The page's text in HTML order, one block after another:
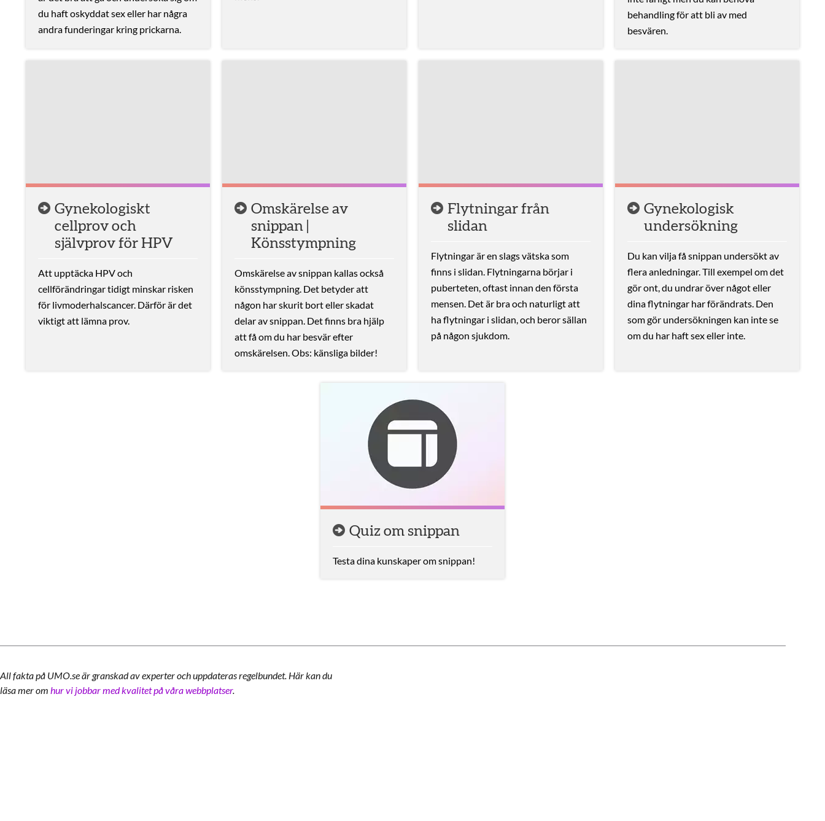
du haft oskyddat sex eller har några
andra funderingar kring prickarna.
behandling för att bli av med
besvären.
Gynekologiskt
cellprov och
självprov för HPV
Att upptäcka HPV och
cellförändringar tidigt minskar risken
för livmoderhalscancer. Därför är det
viktigt att lämna prov.
Omskärelse av
snippan |
Könsstympning
Omskärelse av snippan kallas också
könsstympning. Det betyder att
någon har skurit bort eller skadat
delar av snippan. Det finns bra hjälp
att få om du har besvär efter
omskärelsen. Obs: känsliga bilder!
Flytningar från
slidan
Flytningar är en slags vätska som
finns i slidan. Flytningarna börjar i
puberteten, oftast innan den första
mensen. Det är bra och naturligt att
ha flytningar i slidan, och beror sällan
på någon sjukdom.
Gynekologisk
undersökning
Du kan vilja få snippan undersökt av
flera anledningar. Till exempel om det
gör ont, du undrar över något eller
dina flytningar har förändrats. Den
som gör undersökningen kan inte se
om du har haft sex eller inte.
Quiz om snippan
Testa dina kunskaper om snippan!
All fakta på UMO.se är granskad av experter och uppdateras regelbundet. Här kan du
läsa mer om hur vi jobbar med kvalitet på våra webbplatser.